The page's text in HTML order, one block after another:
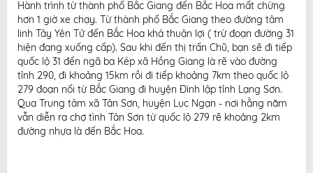
Hành trình từ thành phố Bắc Giang đến Bắc Hoa mất chừng
hơn 1 giờ xe chạy. Từ thành phố Bắc Giang theo đường tâm
linh Tây Yên Tử đến Bắc Hoa khá thuận lợi ( trừ đoạn đường 31
hiện đang xuống cấp). Sau khi đến thị trấn Chũ, bạn sẽ đi tiếp
quốc lộ 31 đến ngã ba Kép xã Hồng Giang là rẽ vào đường
tỉnh 290, đi khoảng 15km rồi đi tiếp khoảng 7km theo quốc lộ
279 đoạn nối từ Bắc Giang đi huyện Đình lập tỉnh Lạng Sơn.
Qua Trung tâm xã Tân Sơn, huyện Lục Ngạn - nơi hằng năm
vẫn diễn ra chợ tình Tân Sơn từ quốc lộ 279 rẽ khoảng 2km
đường nhựa là đến Bắc Hoa.